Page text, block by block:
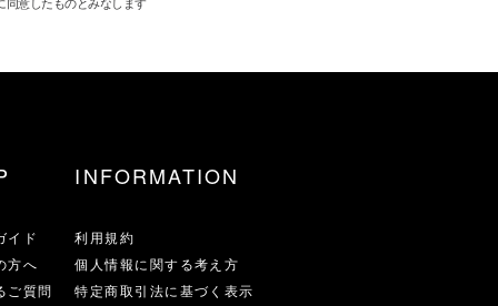
イド
方へ
ご質問
INFORMATION
利用規約
個人情報に関する考え方
特定商取引法に基づく表示